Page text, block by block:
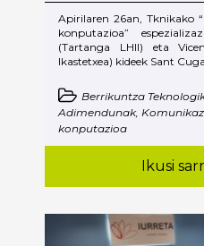
Apirilaren 26an, Tknikako
konputazioa”
(Tartanga LHII) eta
Ikastetxea) kideek Sant
Berrikuntza
Adimendunak,
konputazioa
Ikusi